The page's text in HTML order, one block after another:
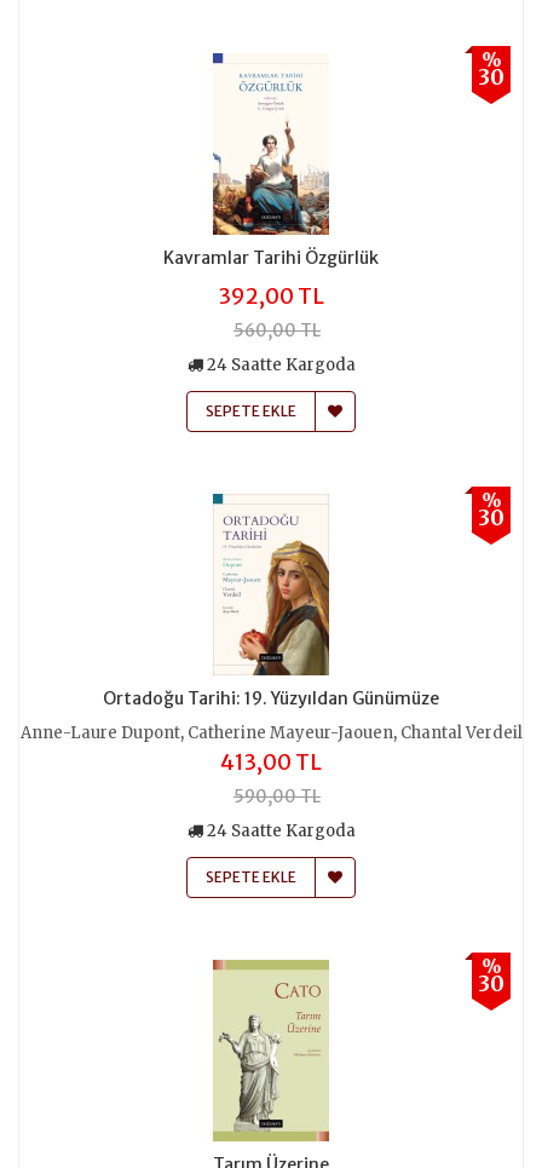
%
30
Kavramlar Tarihi Özgürlük
392,00 TL
560,00 TL
24 Saatte Kargoda
SEPETE EKLE
%
30
Ortadoğu Tarihi: 19. Yüzyıldan Günümüze
Anne-Laure Dupont, Catherine Mayeur-Jaouen, Chantal Verdeil
413,00 TL
590,00 TL
24 Saatte Kargoda
SEPETE EKLE
%
30